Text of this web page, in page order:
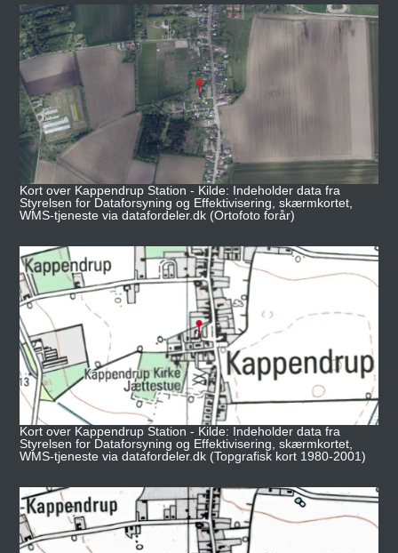
Kort over Kappendrup Station - Kilde: Indeholder data fra
Styrelsen for Dataforsyning og Effektivisering, skærmkortet,
WMS-tjeneste via datafordeler.dk (Ortofoto forår)
Kort over Kappendrup Station - Kilde: Indeholder data fra
Styrelsen for Dataforsyning og Effektivisering, skærmkortet,
WMS-tjeneste via datafordeler.dk (Topgrafisk kort 1980-2001)